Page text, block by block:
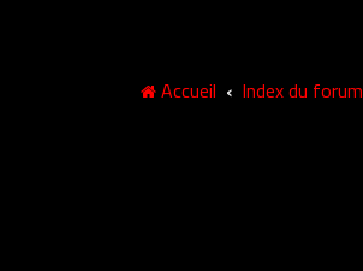
Accueil Index du forum